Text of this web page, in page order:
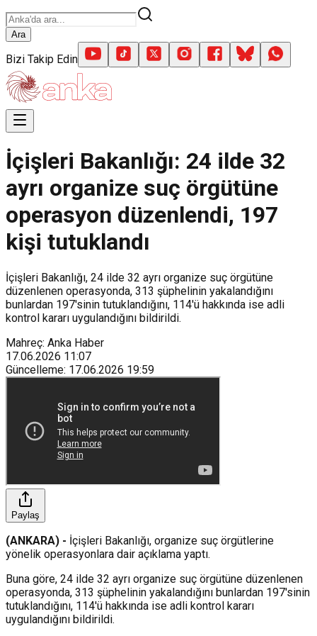
Ara
Bizi Takip Edin
İçişleri Bakanlığı: 24 ilde 32
ayrı organize suç örgütüne
operasyon düzenlendi, 197
kişi tutuklandı
İçişleri Bakanlığı, 24 ilde 32 ayrı organize suç örgütüne
düzenlenen operasyonda, 313 şüphelinin yakalandığını
bunlardan 197'sinin tutuklandığını, 114'ü hakkında ise adli
kontrol kararı uygulandığını bildirildi.
Mahreç: Anka Haber
17.06.2026 11:07
Güncelleme: 17.06.2026 19:59
Paylaş
(ANKARA) - İçişleri Bakanlığı, organize suç örgütlerine
yönelik operasyonlara dair açıklama yaptı.
Buna göre, 24 ilde 32 ayrı organize suç örgütüne düzenlenen
operasyonda, 313 şüphelinin yakalandığını bunlardan 197'sinin
tutuklandığını, 114'ü hakkında ise adli kontrol kararı
uygulandığını bildirildi.